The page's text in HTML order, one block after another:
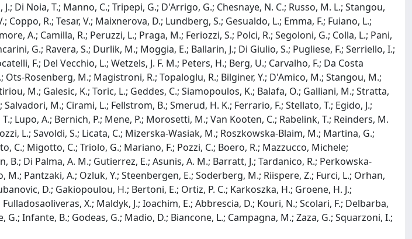
J.; Di Noia, T.; Manno, C.; Tripepi, G.; D'Arrigo, G.; Chesnaye, N. C.; Russo, M. L.; Stangou,
Coppo, R.; Tesar, V.; Maixnerova, D.; Lundberg, S.; Gesualdo, L.; Emma, F.; Fuiano, L.;
A.; Camilla, R.; Peruzzi, L.; Praga, M.; Feriozzi, S.; Polci, R.; Segoloni, G.; Colla, L.; Pani,
G.; Ravera, S.; Durlik, M.; Moggia, E.; Ballarin, J.; Di Giulio, S.; Pugliese, F.; Serriello, I.;
F.; Del Vecchio, L.; Wetzels, J. F. M.; Peters, H.; Berg, U.; Carvalho, F.; Da Costa
Ots-Rosenberg, M.; Magistroni, R.; Topaloglu, R.; Bilginer, Y.; D'Amico, M.; Stangou, M.;
M.; Galesic, K.; Toric, L.; Geddes, C.; Siamopoulos, K.; Balafa, O.; Galliani, M.; Stratta,
M.; Cirami, L.; Fellstrom, B.; Smerud, H. K.; Ferrario, F.; Stellato, T.; Egido, J.;
T.; Lupo, A.; Bernich, P.; Mene, P.; Morosetti, M.; Van Kooten, C.; Rabelink, T.; Reinders, M.
L.; Savoldi, S.; Licata, C.; Mizerska-Wasiak, M.; Roszkowska-Blaim, M.; Martina, G.;
C.; Migotto, C.; Triolo, G.; Mariano, F.; Pozzi, C.; Boero, R.; Mazzucco, Michele;
B.; Di Palma, A. M.; Gutierrez, E.; Asunis, A. M.; Barratt, J.; Tardanico, R.; Perkowska-
M.; Pantzaki, A.; Ozluk, Y.; Steenbergen, E.; Soderberg, M.; Riispere, Z.; Furci, L.; Orhan,
D.; Gakiopoulou, H.; Bertoni, E.; Ortiz, P. C.; Karkoszka, H.; Groene, H. J.;
X.; Maldyk, J.; Ioachim, E.; Abbrescia, D.; Kouri, N.; Scolari, F.; Delbarba,
G.; Infante, B.; Godeas, G.; Madio, D.; Biancone, L.; Campagna, M.; Zaza, G.; Squarzoni, I.;